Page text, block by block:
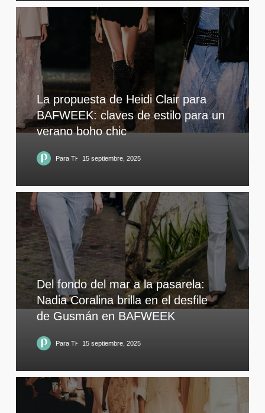
La propuesta de Heidi Clair para
BAFWEEK: claves de estilo para un
verano boho chic
Para Ti 15 septiembre, 2025
Del fondo del mar a la pasarela:
Nadia Coralina brilla en el desfile
de Gusmán en BAFWEEK
Para Ti 15 septiembre, 2025